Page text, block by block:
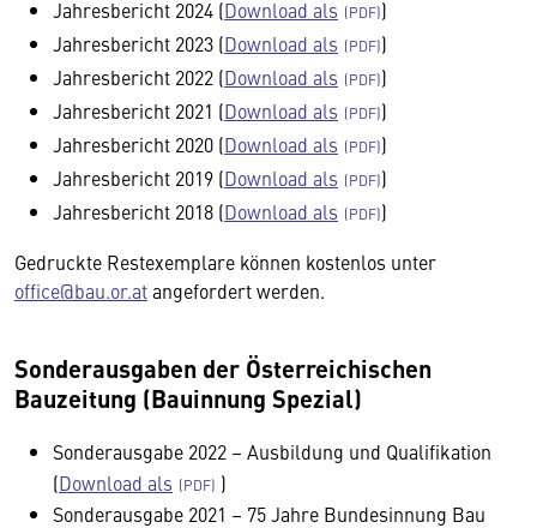
Jahresbericht 2024 (Download als
)
Jahresbericht 2023 (Download als
)
Jahresbericht 2022 (Download als
)
Jahresbericht 2021 (Download als
)
Jahresbericht 2020 (Download als
)
Jahresbericht 2019 (Download als
)
Jahresbericht 2018 (Download als
)
Gedruckte Restexemplare können kostenlos unter
office@bau.or.atangefordert werden.
Sonderausgaben der Österreichischen
Bauzeitung (Bauinnung Spezial)
Sonderausgabe 2022 – Ausbildung und Qualifikation
(Download als
)
Sonderausgabe 2021 – 75 Jahre Bundesinnung Bau